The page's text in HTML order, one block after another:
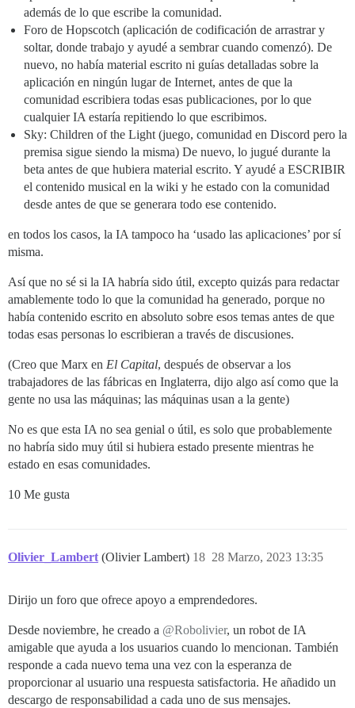
además de lo que escribe la comunidad.
Foro de Hopscotch (aplicación de codificación de arrastrar y
soltar, donde trabajo y ayudé a sembrar cuando comenzó). De
nuevo, no había material escrito ni guías detalladas sobre la
aplicación en ningún lugar de Internet, antes de que la
comunidad escribiera todas esas publicaciones, por lo que
cualquier IA estaría repitiendo lo que escribimos.
Sky: Children of the Light (juego, comunidad en Discord pero la
premisa sigue siendo la misma) De nuevo, lo jugué durante la
beta antes de que hubiera material escrito. Y ayudé a ESCRIBIR
el contenido musical en la wiki y he estado con la comunidad
desde antes de que se generara todo ese contenido.
en todos los casos, la IA tampoco ha ‘usado las aplicaciones’ por sí
misma.
Así que no sé si la IA habría sido útil, excepto quizás para redactar
amablemente todo lo que la comunidad ha generado, porque no
había contenido escrito en absoluto sobre esos temas antes de que
todas esas personas lo escribieran a través de discusiones.
(Creo que Marx en El Capital, después de observar a los
trabajadores de las fábricas en Inglaterra, dijo algo así como que la
gente no usa las máquinas; las máquinas usan a la gente)
No es que esta IA no sea genial o útil, es solo que probablemente
no habría sido muy útil si hubiera estado presente mientras he
estado en esas comunidades.
10 Me gusta
Olivier_Lambert (Olivier Lambert) 28 Marzo, 2023 13:35
18
Dirijo un foro que ofrece apoyo a emprendedores.
Desde noviembre, he creado a @Robolivier, un robot de IA
amigable que ayuda a los usuarios cuando lo mencionan. También
responde a cada nuevo tema una vez con la esperanza de
proporcionar al usuario una respuesta satisfactoria. He añadido un
descargo de responsabilidad a cada uno de sus mensajes.